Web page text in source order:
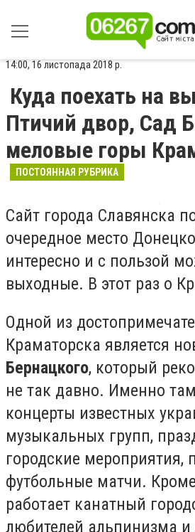
14:00, 16 листопада 2018 р.
Куда поехать на
Птичий двор, Сад
меловые горы
ПОСТОЯННАЯ РУБРИКА
Сайт города Славянска
очередное место
интересно и с пользой
выходные. В этот раз о
Одной из
Краматорска является
Бернацкого, который
не так давно. Именно
концерты известных
музыкальных групп,
городские мероприятия,
футбольные матчи.
работает канатный
любителей альпинизма и